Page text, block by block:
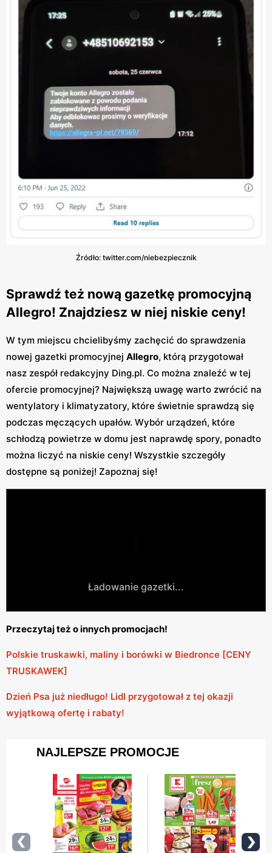
Źródło: twitter.com/niebezpiecznik
Sprawdź też nową gazetkę promocyjną
Allegro! Znajdziesz w niej niskie ceny!
W tym miejscu chcielibyśmy zachęcić do sprawdzenia
nowej gazetki promocyjnej Allegro, którą przygotował
nasz zespół redakcyjny Ding.pl. Co można znaleźć w tej
ofercie promocyjnej? Największą uwagę warto zwrócić na
wentylatory i klimatyzatory, które świetnie sprawdzą się
podczas męczących upałów. Wybór urządzeń, które
schłodzą powietrze w domu jest naprawdę spory, ponadto
można liczyć na niskie ceny! Wszystkie szczegóły
dostępne są poniżej! Zapoznaj się!
Ładowanie gazetki...
Przeczytaj też o innych promocjach!
Polskie truskawki, maliny i borówki w Biedronce [CENY
TRUSKAWEK]
Dzień Psa już niedługo! Lidl przygotował z tej okazji
wyjątkową ofertę i rabaty!